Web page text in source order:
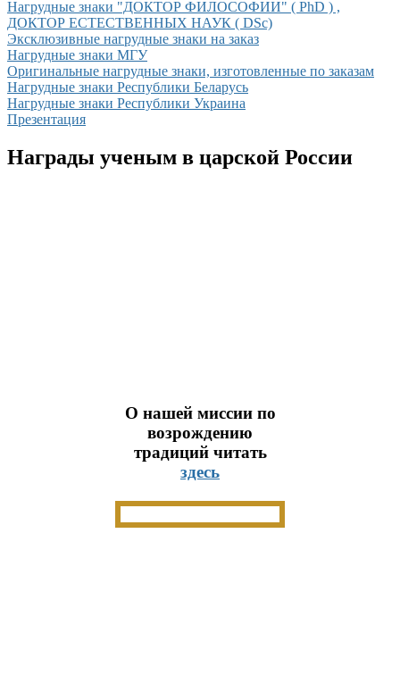
Нагрудные знаки "ДОКТОР ФИЛОСОФИИ" ( PhD ) ,
ДОКТОР ЕСТЕСТВЕННЫХ НАУК ( DSc)
Эксклюзивные нагрудные знаки на заказ
Нагрудные знаки МГУ
Оригинальные нагрудные знаки, изготовленные по заказам
Нагрудные знаки Республики Беларусь
Нагрудные знаки Республики Украина
Презентация
Награды ученым в царской России
О нашей миссии по
возрождению
традиций читать
здесь